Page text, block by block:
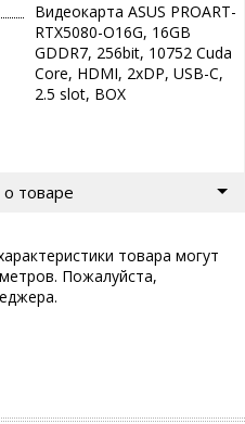
Видеокарта ASUS PROART-
RTX5080-O16G, 16GB
GDDR7, 256bit, 10752 Cuda
Core, HDMI, 2xDP, USB-C,
2.5 slot, BOX
товаре
товара могут
Пожалуйста,